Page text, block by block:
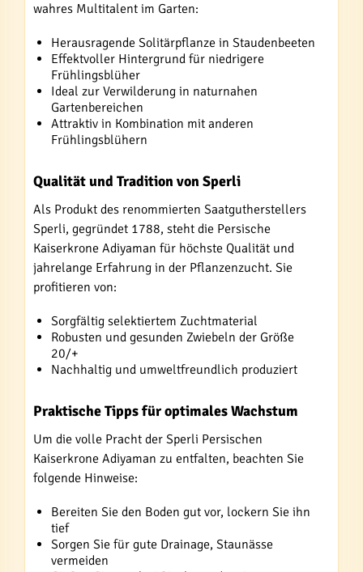
wahres Multitalent im Garten:
Herausragende Solitärpflanze in Staudenbeeten
Effektvoller Hintergrund für niedrigere
Frühlingsblüher
Ideal zur Verwilderung in naturnahen
Gartenbereichen
Attraktiv in Kombination mit anderen
Frühlingsblühern
Qualität und Tradition von Sperli
Als Produkt des renommierten Saatgutherstellers
Sperli, gegründet 1788, steht die Persische
Kaiserkrone Adiyaman für höchste Qualität und
jahrelange Erfahrung in der Pflanzenzucht. Sie
profitieren von:
Sorgfältig selektiertem Zuchtmaterial
Robusten und gesunden Zwiebeln der Größe
20/+
Nachhaltig und umweltfreundlich produziert
Praktische Tipps für optimales Wachstum
Um die volle Pracht der Sperli Persischen
Kaiserkrone Adiyaman zu entfalten, beachten Sie
folgende Hinweise:
Bereiten Sie den Boden gut vor, lockern Sie ihn
tief
Sorgen Sie für gute Drainage, Staunässe
vermeiden